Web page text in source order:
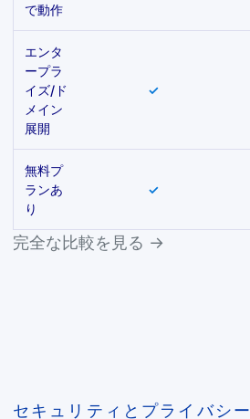
で動作
エンタ
ープラ
イズ/ド
メイン
展開
✓
無料プ
ランあ
り
✓
完全な比較を見る →
セキュリティとプライバシー